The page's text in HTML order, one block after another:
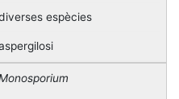
espècies